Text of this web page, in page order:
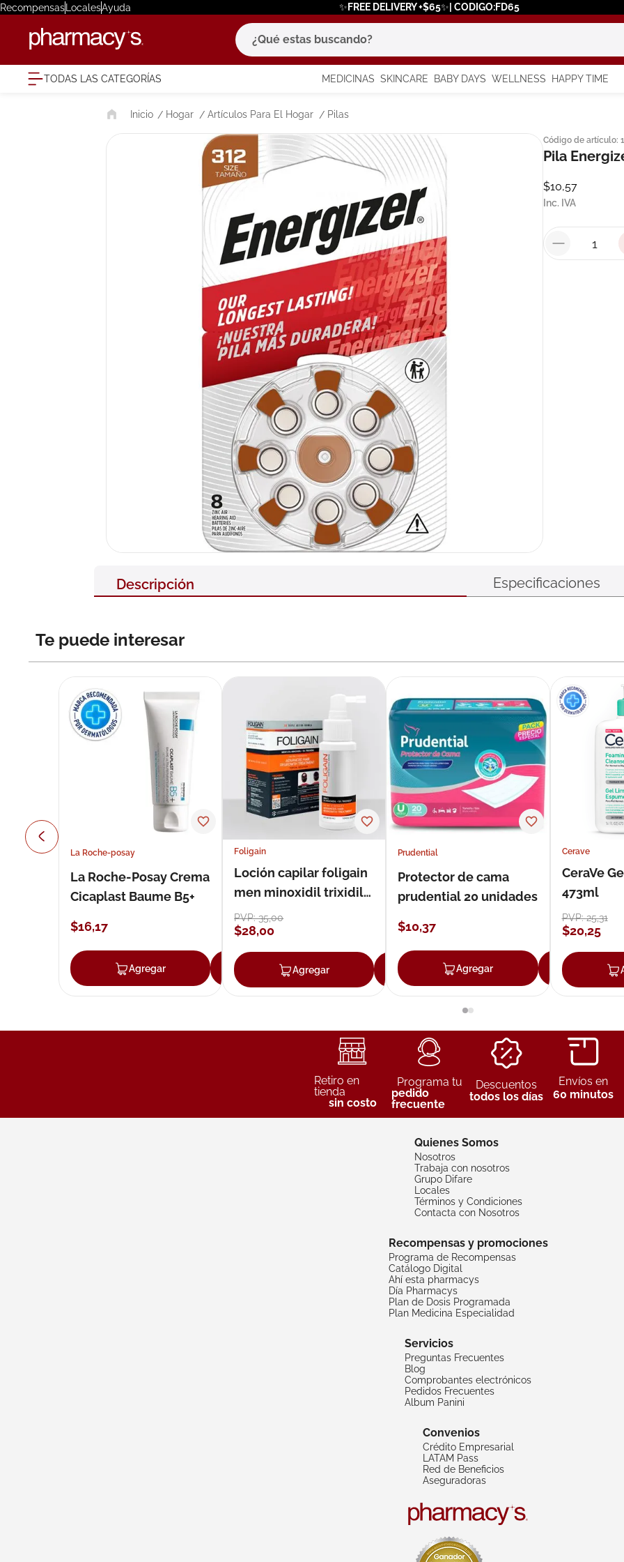
RecompensasLocalesAyuda ✨FREE DELIVERY +$65✨| CODIGO:FD65
¿Qué estas buscando?
TODAS LAS CATEGORÍAS MEDICINAS SKINCARE BABY DAYS WELLNESS HAPPY TIME
Hogar Artículos Para El Hogar Pilas
Código de artículo:
Pila
$10,57
Inc. IVA
Descripción Especificaciones
Te puede interesar
La Roche-posay
La Roche-Posay Crema
Cicaplast Baume B5+
$16,17
Agregar Agregar
Foligain
Loción capilar foligain
men minoxidil trixidil
loción 59 ml
PVP:35,00
$28,00
Agregar Agregar
Prudential
Protector de cama
prudential 20 unidades
$10,37
Agregar
Cerave
CeraVe
473ml
PVP:25,31
$20,25
Retiro en
tienda
sin costo
Programa tu
pedido
frecuente
Descuentos
todos los días
Envíos en
60 minutos
Quienes Somos
Nosotros
Trabaja con nosotros
Grupo Difare
Locales
Términos y Condiciones
Contacta con Nosotros
Recompensas y promociones
Programa de Recompensas
Catálogo Digital
Ahí esta pharmacys
Día Pharmacys
Plan de Dosis Programada
Plan Medicina Especialidad
Servicios
Preguntas Frecuentes
Blog
Comprobantes electrónicos
Pedidos Frecuentes
Album Panini
Convenios
Crédito Empresarial
LATAM Pass
Red de Beneficios
Aseguradoras
términos más buscados
1. eucerin
protector solar
bioderma
cerave
6 degraler
9. megacistin
10.pañales